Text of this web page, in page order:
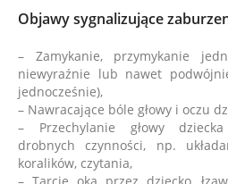
Objawy sygnalizujące
– Zamykanie, przymykanie
niewyraźnie lub nawet
jednocześnie),
– Nawracające bóle głowy i oczu
– Przechylanie głowy
drobnych czynności, np.
koralików, czytania,